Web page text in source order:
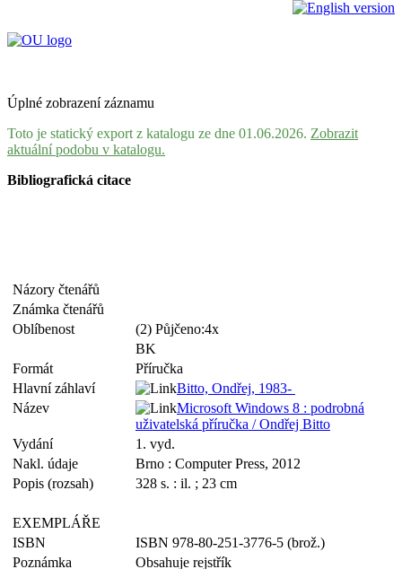
Úplné zobrazení záznamu
Toto je statický export z katalogu ze dne 01.06.2026. Zobrazit
aktuální podobu v katalogu.
Bibliografická citace
Názory čtenářů
Známka čtenářů
Oblíbenost
(2) Půjčeno:4x
BK
Formát
Příručka
Hlavní záhlaví
Bitto, Ondřej, 1983-
Název
Microsoft Windows 8 : podrobná
uživatelská příručka / Ondřej Bitto
Vydání
1. vyd.
Nakl. údaje
Brno : Computer Press, 2012
Popis (rozsah)
328 s. : il. ; 23 cm
EXEMPLÁŘE
ISBN
ISBN 978-80-251-3776-5 (brož.)
Poznámka
Obsahuje rejstřík